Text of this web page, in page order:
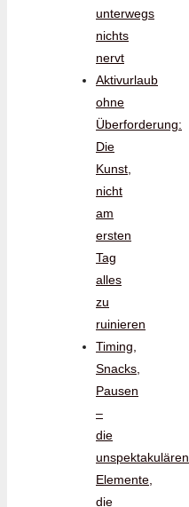
unterwegs
nichts
nervt
Aktivurlaub
ohne
Überforderung:
Die
Kunst,
nicht
am
ersten
Tag
alles
zu
ruinieren
Timing,
Snacks,
Pausen
–
die
unspektakulären
Elemente,
die